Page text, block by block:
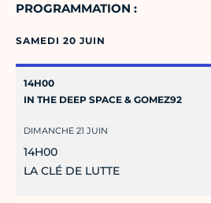
PROGRAMMATION :
SAMEDI 20 JUIN
14H00
IN THE DEEP SPACE & GOMEZ92
DIMANCHE 21 JUIN
14H00
LA CLÉ DE LUTTE